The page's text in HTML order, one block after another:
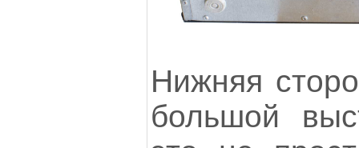
Нижняя
большой